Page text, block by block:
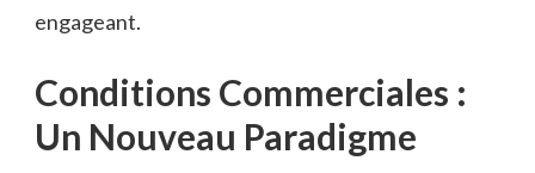
engageant.
Conditions Commerciales :
Un Nouveau Paradigme